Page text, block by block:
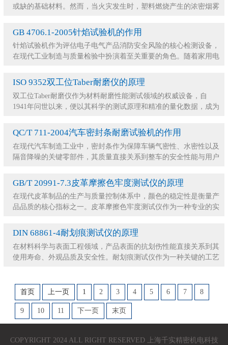
或缺的基础材料。然而，当火灾发生时，塑料燃烧产生的浓密烟雾
GB 4706.1-2005针焰试验机的作用
针焰试验机作为评估电子电气产品消防安全风险的核心检测设备，
在现代工业制造与质量检验中扮演着至关重要的角色。随着家用电
ISO 9352双工位Taber耐磨仪的原理
双工位Taber耐磨仪作为材料耐磨性能测试领域的权威设备，自
1941年问世以来，便以其科学的测试原理和精准的量化数据，成为
QC/T 711-2004汽车密封条耐磨试验机的作用
在现代汽车制造工业中，密封条作为保障车辆气密性、水密性以及
隔音降噪的关键零部件，其质量直接关系到整车的安全性能与用户
GB/T 20991-7.3皮革摩擦色牢度测试仪的原理
在现代皮革制品的生产与质量控制体系中，颜色的稳定性是衡量产
品品质的核心指标之一。皮革摩擦色牢度测试仪作为一种专业的实
DIN 68861-4耐划痕测试仪的原理
在材料科学与表面工程领域，产品表面的抗划伤性能直接关系到其
使用寿命、外观品质及安全性。耐划痕测试仪作为一种关键的工艺
首页 上一页 1 2 3 4 5 6 7 8
9 10 11 下一页 末页
COPYRIGHT 2024 ALL RIGHT RESERVED 上海千实精密机电科技